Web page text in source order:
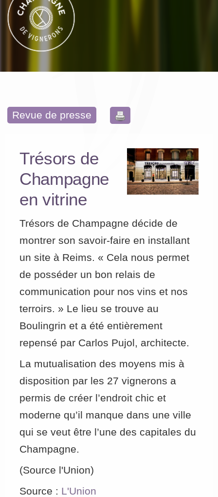
Revue de presse
Trésors de
Champagne
en vitrine
Trésors de Champagne décide de
montrer son savoir-faire en installant
un site à Reims. « Cela nous permet
de posséder un bon relais de
communication pour nos vins et nos
terroirs. » Le lieu se trouve au
Boulingrin et a été entièrement
repensé par Carlos Pujol, architecte.
La mutualisation des moyens mis à
disposition par les 27 vignerons a
permis de créer l’endroit chic et
moderne qu’il manque dans une ville
qui se veut être l’une des capitales du
Champagne.
(Source l'Union)
Source : L'Union